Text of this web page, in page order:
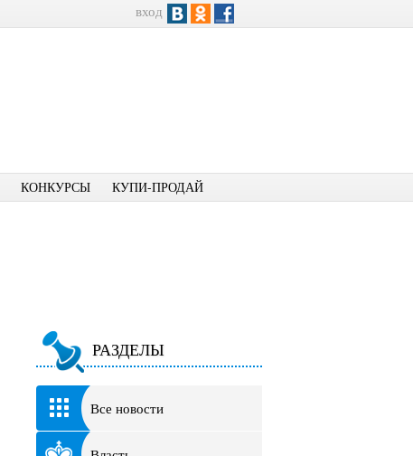
вход
КОНКУРСЫ КУПИ-ПРОДАЙ
РАЗДЕЛЫ
Все новости